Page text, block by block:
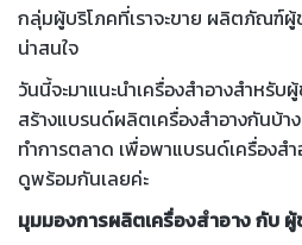
กลุ่มผู้บริโภคที่เราจะขาย ผลิตภัณฑ์
น่าสนใจ
วันนี้จะมาแนะนำเครื่องสำอางสำหรั
สร้างแบรนด์ผลิตเครื่องสำอางกันบ้า
ทำการตลาด เพื่อพาแบรนด์เครื่องส
ดูพร้อมกันเลยค่ะ
มุมมองการผลิตเครื่องสำอาง กับ ผู้